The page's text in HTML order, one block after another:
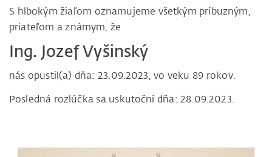
S hlbokým žiaľom oznamujeme všetkým príbuzným,
priateľom a známym, že
Ing. Jozef Vyšinský
nás opustil(a) dňa: 23.09.2023, vo veku 89 rokov.
Posledná rozlúčka sa uskutoční dňa: 28.09.2023.